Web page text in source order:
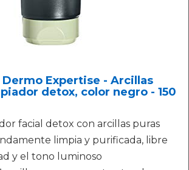
Dermo Expertise - Arcillas
detox, color negro - 150
facial detox con arcillas puras
limpia y purificada, libre
y el tono luminoso